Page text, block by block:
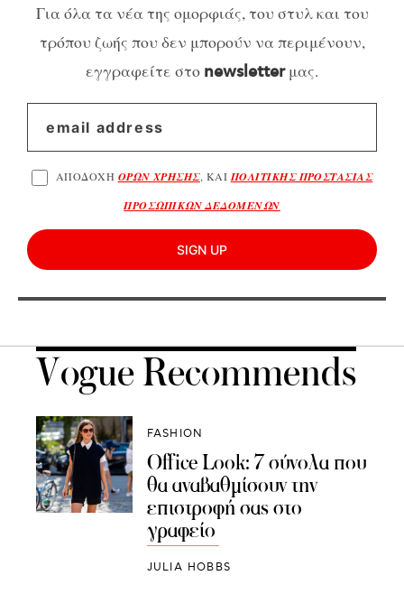
Για όλα τα νέα της ομορφιάς, του στυλ και του
τρόπου ζωής που δεν μπορούν να περιμένουν,
εγγραφείτε στο newsletterμας.
ΑΠΟΔΟΧΗ ΟΡΩΝ ΧΡΗΣΗΣ, ΚΑΙΠΟΛΙΤΙΚΗΣ ΠΡΟΣΤΑΣΙΑΣ
ΠΡΟΣΩΠΙΚΩΝ ΔΕΔΟΜΕΝΩΝ
SIGN UP
Vogue Recommends
FASHION
Office Look: 7 σύνολα που
θα αναβαθμίσουν την
επιστροφή σας στο
γραφείο
JULIA HOBBS